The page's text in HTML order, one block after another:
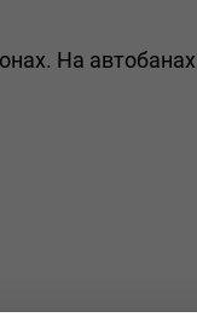
На